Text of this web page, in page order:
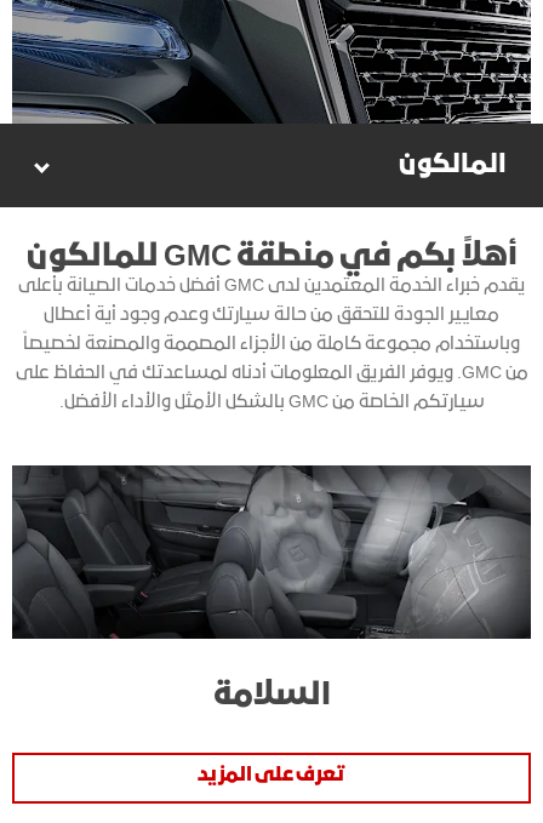
المالكون
أهلاً بكم في منطقة GMC للمالكون
يقدم خبراء الخدمة المعتمدين لدى GMC أفضل خدمات الصيانة بأعلى
معايير الجودة للتحقق من حالة سيارتك وعدم وجود أية أعطال
وباستخدام مجموعة كاملة من الأجزاء المصممة والمصنعة لخصيصاً
من GMC. ويوفر الفريق المعلومات أدناه لمساعدتك في الحفاظ على
سيارتكم الخاصة من GMC بالشكل الأمثل والأداء الأفضل.
السلامة
تعرف على المزيد